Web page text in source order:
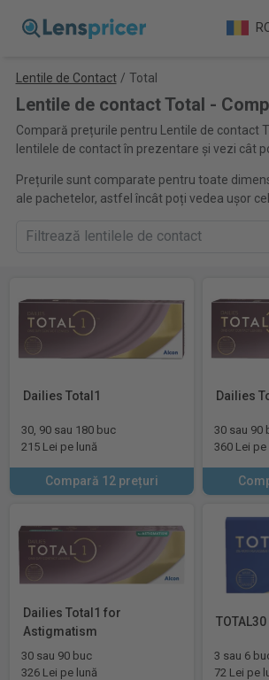
Lentile de Contact / Total
Lentile de contact Total -
Compară prețurile pentru Lentile de contact
lentilele de contact în prezentare și vezi cât
Prețurile sunt comparate pentru toate
ale pachetelor, astfel încât poți vedea ușor
Dailies Total1
30, 90 sau 180 buc
215 Lei pe lună
Compară 12 prețuri
Dailies
30 sau 90
360 Lei pe
Dailies Total1 for
Astigmatism
30 sau 90 buc
326 Lei pe lună
TOTAL30
3 sau 6
72 Lei pe